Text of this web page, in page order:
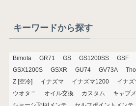
ブキーワードから探す
Bimota GR71 GS GS1200SS GSF
GSX1200S
GSXR GU74 GV73A
Z [空冷]
イナズマ イナズマ1200
イナ
ウオタニ
オイル交換 カスタム キャブ